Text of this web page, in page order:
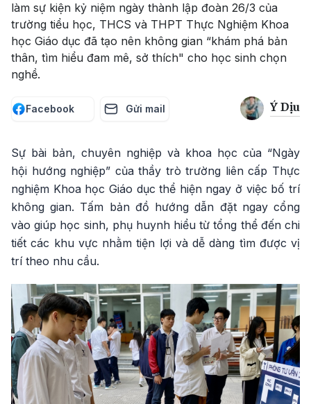
làm sự kiện kỷ niệm ngày thành lập đoàn 26/3 của
trường tiểu học, THCS và THPT Thực Nghiệm Khoa
học Giáo dục đã tạo nên không gian “khám phá bản
thân, tìm hiểu đam mê, sở thích" cho học sinh chọn
nghề.
Facebook Gửi mail Ý Dịu
Sự bài bản, chuyên nghiệp và khoa học của “Ngày
hội hướng nghiệp” của thầy trò trường liên cấp Thực
nghiệm Khoa học Giáo dục thể hiện ngay ở việc bố trí
không gian. Tấm bản đồ hướng dẫn đặt ngay cổng
vào giúp học sinh, phụ huynh hiểu từ tổng thể đến chi
tiết các khu vực nhằm tiện lợi và dễ dàng tìm được vị
trí theo nhu cầu.